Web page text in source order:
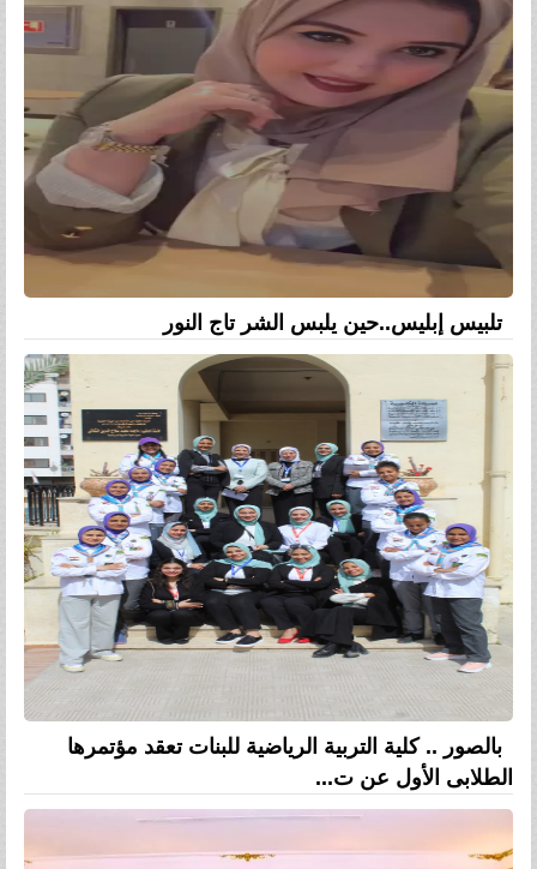
تلبيس إبليس..حين يلبس الشر تاج النور
بالصور .. كلية التربية الرياضية للبنات تعقد مؤتمرها
الطلابى الأول عن ت...